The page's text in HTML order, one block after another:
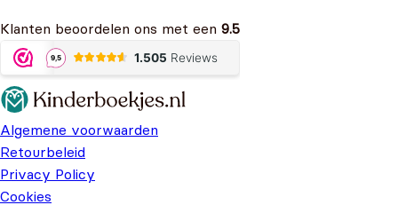
Klanten beoordelen ons met een 9.5
Algemene voorwaarden
Retourbeleid
Privacy Policy
Cookies